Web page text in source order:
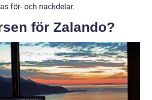
för- och nackdelar.
för Zalando?